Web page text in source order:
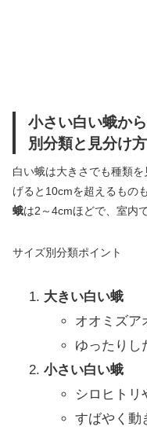
小さい白い蛾か
別分類と見分け方
白い蛾は大きさでも種類を
げると10cmを超えるもの
蛾は2～4cmほどで、室内
サイズ別分類ポイント
大きい白い蛾
オオミズア
ゆったりし
小さい白い蛾
シロヒトリ
すばやく動